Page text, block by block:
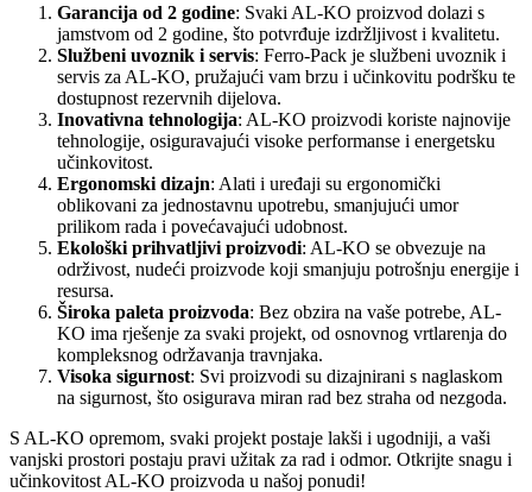
Garancija od 2 godine: Svaki AL-KO proizvod dolazi s
jamstvom od 2 godine, što potvrđuje izdržljivost i kvalitetu.
Službeni uvoznik i servis: Ferro-Pack je službeni uvoznik i
servis za AL-KO, pružajući vam brzu i učinkovitu podršku te
dostupnost rezervnih dijelova.
Inovativna tehnologija: AL-KO proizvodi koriste najnovije
tehnologije, osiguravajući visoke performanse i energetsku
učinkovitost.
Ergonomski dizajn: Alati i uređaji su ergonomički
oblikovani za jednostavnu upotrebu, smanjujući umor
prilikom rada i povećavajući udobnost.
Ekološki prihvatljivi proizvodi: AL-KO se obvezuje na
održivost, nudeći proizvode koji smanjuju potrošnju energije i
resursa.
Široka paleta proizvoda: Bez obzira na vaše potrebe, AL-
KO ima rješenje za svaki projekt, od osnovnog vrtlarenja do
kompleksnog održavanja travnjaka.
Visoka sigurnost: Svi proizvodi su dizajnirani s naglaskom
na sigurnost, što osigurava miran rad bez straha od nezgoda.
S AL-KO opremom, svaki projekt postaje lakši i ugodniji, a vaši
vanjski prostori postaju pravi užitak za rad i odmor. Otkrijte snagu i
učinkovitost AL-KO proizvoda u našoj ponudi!